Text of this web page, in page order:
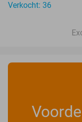
Verkocht: 36